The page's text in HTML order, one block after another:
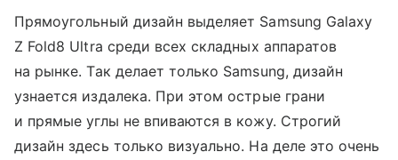
Прямоугольный дизайн выделяет Samsung Galaxy
Z Fold8 Ultra среди всех складных аппаратов
на рынке. Так делает только Samsung, дизайн
узнается издалека. При этом острые грани
и прямые углы не впиваются в кожу. Строгий
дизайн здесь только визуально. На деле это очень